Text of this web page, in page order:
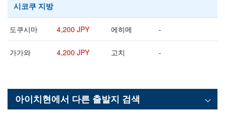
시코쿠 지방
도쿠시마 4,200 JPY 에히메 -
가가와 4,200 JPY 고치 -
아이치현에서 다른 출발지 검색